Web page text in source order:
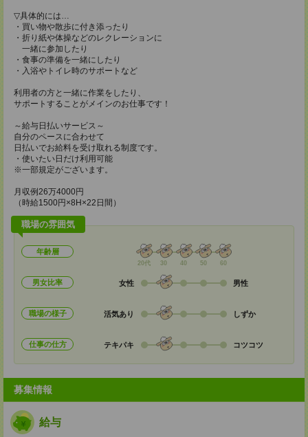
▽具体的には…
・買い物や散歩に付き添ったり
・折り紙や体操などのレクレーションに
一緒に参加したり
・食事の準備を一緒にしたり
・入浴やトイレ時のサポートなど
利用者の方と一緒に作業をしたり、
サポートすることがメインのお仕事です！
～給与日払いサービス～
自分のペースに合わせて
日払いでお給料を受け取れる制度です。
・使いたい日だけ利用可能
※一部規定がございます。
月収例26万4000円
（時給1500円×8H×22日間）
職場の雰囲気
年齢層
20代 30 40 50 60
男女比率 女性 男性
職場の様子 活気あり しずか
仕事の仕方 テキパキ コツコツ
募集情報
給与